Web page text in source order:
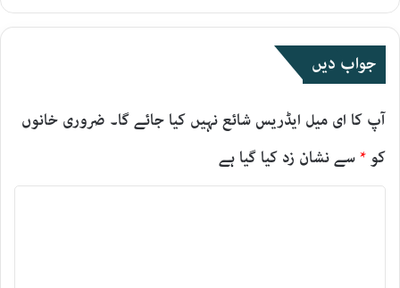
جواب دیں
آپ کا ای میل ایڈریس شائع نہیں کیا جائے گا۔ ضروری خانوں
کو *سے نشان زد کیا گیا ہے